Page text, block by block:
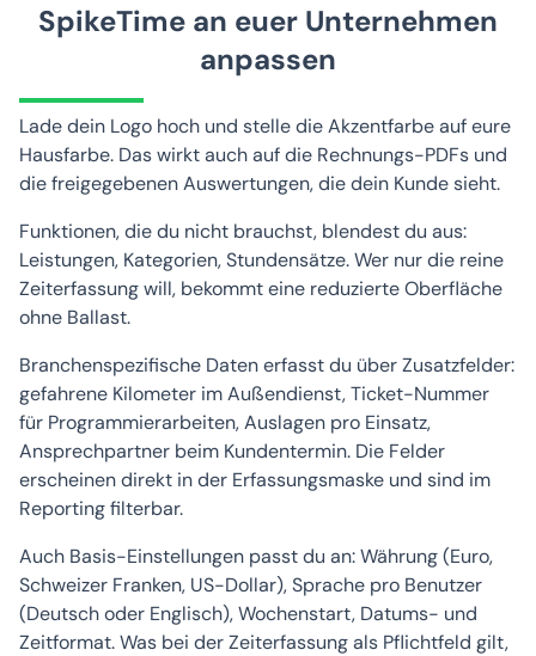
SpikeTime an euer Unternehmen
anpassen
Lade dein Logo hoch und stelle die Akzentfarbe auf eure
Hausfarbe. Das wirkt auch auf die Rechnungs-PDFs und
die freigegebenen Auswertungen, die dein Kunde sieht.
Funktionen, die du nicht brauchst, blendest du aus:
Leistungen, Kategorien, Stundensätze. Wer nur die reine
Zeiterfassung will, bekommt eine reduzierte Oberfläche
ohne Ballast.
Branchenspezifische Daten erfasst du über Zusatzfelder:
gefahrene Kilometer im Außendienst, Ticket-Nummer
für Programmierarbeiten, Auslagen pro Einsatz,
Ansprechpartner beim Kundentermin. Die Felder
erscheinen direkt in der Erfassungsmaske und sind im
Reporting filterbar.
Auch Basis-Einstellungen passt du an: Währung (Euro,
Schweizer Franken, US-Dollar), Sprache pro Benutzer
(Deutsch oder Englisch), Wochenstart, Datums- und
Zeitformat. Was bei der Zeiterfassung als Pflichtfeld gilt,